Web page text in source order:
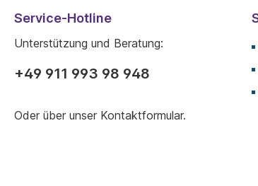
Service-Hotline
Unterstützung und Beratung:
+49 911 993 98 948
Oder über unser Kontaktformular.